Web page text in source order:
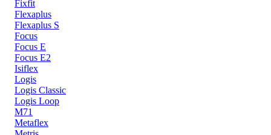
Fixfit
Flexaplus
Flexaplus S
Focus
Focus E
Focus E2
Isiflex
Logis
Logis Classic
Logis Loop
M71
Metaflex